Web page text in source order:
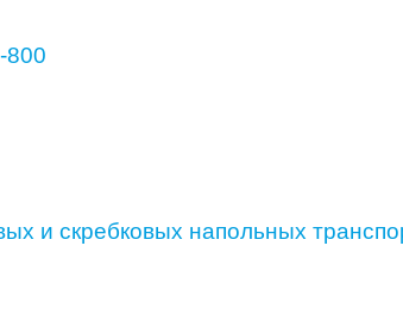
800
и скребковых напольных